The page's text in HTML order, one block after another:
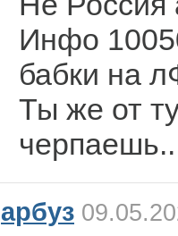
Инфо
бабки на
Ты же от
арбуз